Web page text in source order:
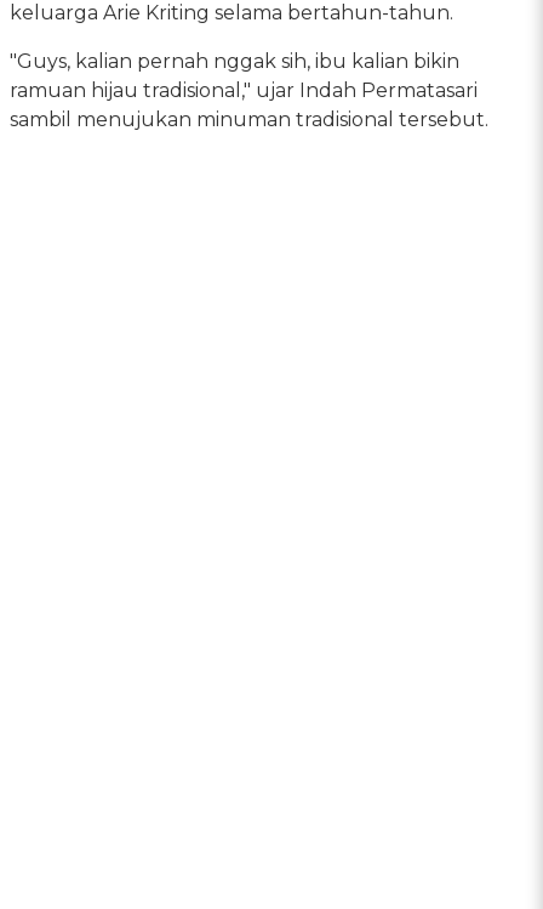
keluarga Arie Kriting selama bertahun-tahun.
"Guys, kalian pernah nggak sih, ibu kalian bikin
ramuan hijau tradisional," ujar Indah Permatasari
sambil menujukan minuman tradisional tersebut.